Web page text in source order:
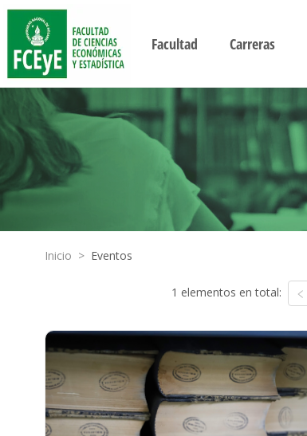
Facultad Carreras
Inicio > Eventos
1 elementos en total: